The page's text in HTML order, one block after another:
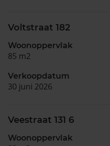
Voltstraat 182
Woonoppervlak
85 m2
Verkoopdatum
30 juni 2026
Veestraat 131 6
Woonoppervlak